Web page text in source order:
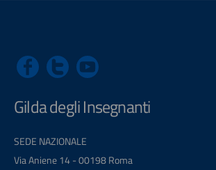
Gilda degli Insegnanti
SEDE NAZIONALE
Via Aniene 14 - 00198 Roma